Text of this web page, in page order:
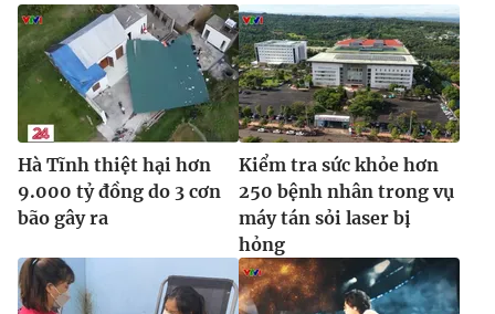
Ðiện thoại Thời báo VTV:024.66 897 897
Email:toasoan@vtv.vn
Liên hệ quảng cáo:
024-7300.7108
Hà Tĩnh thiệt hại hơn
9.000 tỷ đồng do 3 cơn
bão gây ra
Kiểm tra sức khỏe hơn
250 bệnh nhân trong vụ
máy tán sỏi laser bị
hỏng